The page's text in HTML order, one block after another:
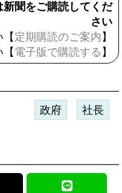
聞をご購読してくだ
さい
定期購読のご案内 】
電子版で購読する 】
政府 社長